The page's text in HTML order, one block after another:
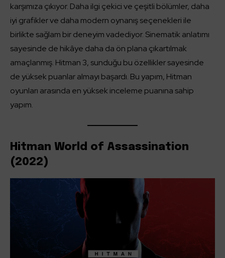
karşımıza çıkıyor. Daha ilgi çekici ve çeşitli bölümler, daha
iyi grafikler ve daha modern oynanış seçenekleri ile
birlikte sağlam bir deneyim vadediyor. Sinematik anlatımı
sayesinde de hikâye daha da ön plana çıkartılmak
amaçlanmış. Hitman 3, sunduğu bu özellikler sayesinde
de yüksek puanlar almayı başardı. Bu yapım, Hitman
oyunları arasında en yüksek inceleme puanına sahip
yapım.
Hitman World of Assassination
(2022)